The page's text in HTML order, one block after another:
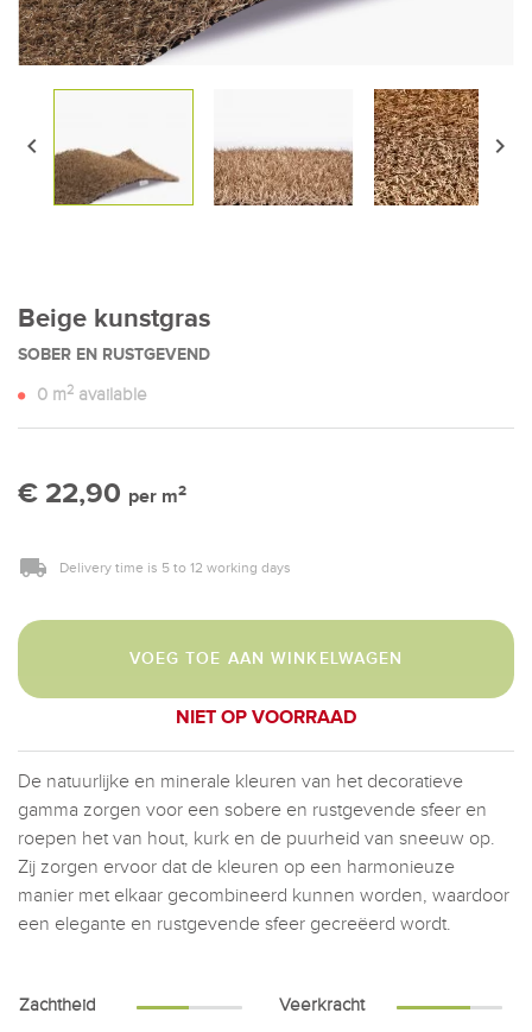
 
Beige kunstgras
SOBER EN RUSTGEVEND
0 m2 available
€ 22,90 per m2
Delivery time is 5 to 12 working days
VOEG TOE AAN WINKELWAGEN
NIET OP VOORRAAD
De natuurlijke en minerale kleuren van het decoratieve
gamma zorgen voor een sobere en rustgevende sfeer en
roepen het van hout, kurk en de puurheid van sneeuw op.
Zij zorgen ervoor dat de kleuren op een harmonieuze
manier met elkaar gecombineerd kunnen worden, waardoor
een elegante en rustgevende sfeer gecreëerd wordt.
Zachtheid
Veerkracht